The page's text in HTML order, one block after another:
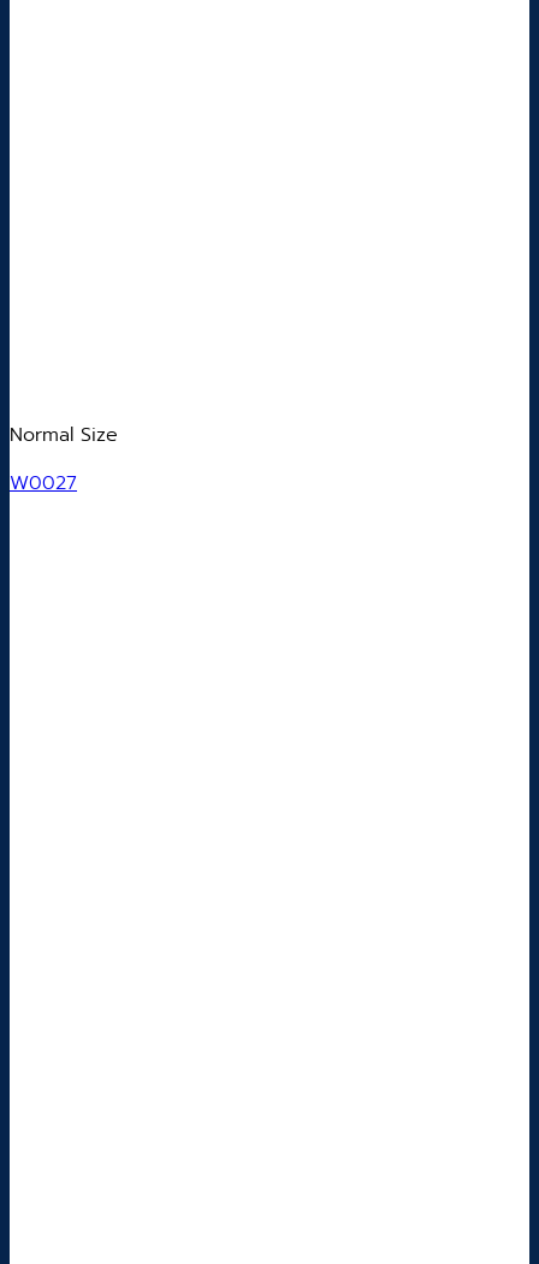
Normal Size
W0027